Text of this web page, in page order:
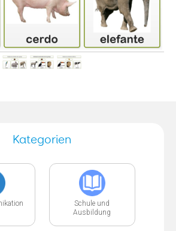
Kategorien
Schule und
Ausbildung